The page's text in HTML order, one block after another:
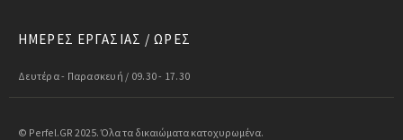
ΗΜΕΡΕΣ ΕΡΓΑΣΙΑΣ / ΩΡΕΣ
Δευτέρα - Παρασκευή / 09.30 - 17.30
© Perfel.GR 2025. Όλα τα δικαιώματα κατοχυρωμένα.